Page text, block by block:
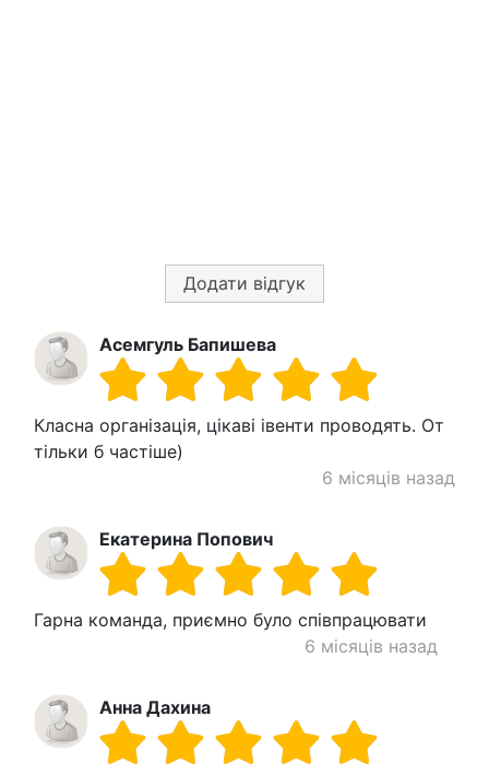
Додати відгук
Асемгуль Бапишева
Класна організація, цікаві івенти проводять. От
тільки б частіше)
6 місяців назад
Екатерина Попович
Гарна команда, приємно було співпрацювати
6 місяців назад
Анна Дахина